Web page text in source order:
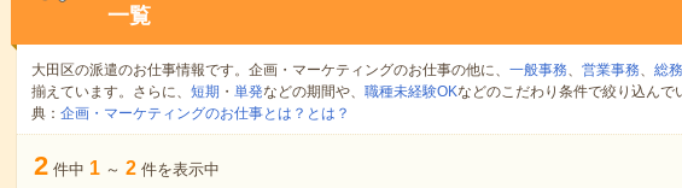
一覧
大田区の派遣のお仕事情報です。企画・マーケティングのお仕事の他に、 一般事務、 営業事務、 総
揃えています。さらに、 短期 ・ 単発などの期間や、 職種未経験OKなどのこだわり条件で絞り込んで
典： 企画・マーケティングのお仕事とは？とは？
2 件中 1 ～ 2 件を表示中